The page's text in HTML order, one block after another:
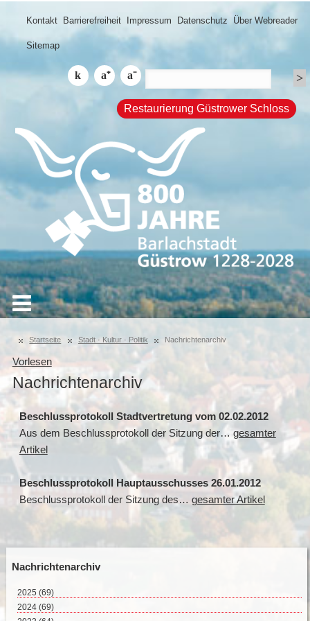
Kontakt Barrierefreiheit Impressum Datenschutz Über Webreader
Sitemap
Restaurierung Güstrower Schloss
Startseite Stadt · Kultur · Politik Nachrichtenarchiv
Vorlesen
Nachrichtenarchiv
Beschlussprotokoll Stadtvertretung vom 02.02.2012
Aus dem Beschlussprotokoll der Sitzung der… gesamter
Artikel
Beschlussprotokoll Hauptausschusses 26.01.2012
Beschlussprotokoll der Sitzung des… gesamter Artikel
Nachrichtenarchiv
2025 (69)
August 2025 (2)
Juli 2025 (9)
2024 (69)